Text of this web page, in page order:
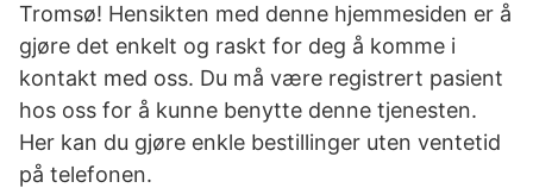
Tromsø! Hensikten med denne hjemmesiden er å
gjøre det enkelt og raskt for deg å komme i
kontakt med oss. Du må være registrert pasient
hos oss for å kunne benytte denne tjenesten.
Her kan du gjøre enkle bestillinger uten ventetid
på telefonen.